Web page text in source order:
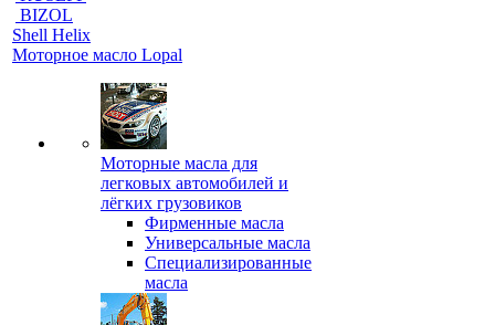
BIZOL
Shell Helix
Моторное масло Lopal
Моторные масла для
легковых автомобилей и
лёгких грузовиков
Фирменные масла
Универсальные масла
Специализированные
масла